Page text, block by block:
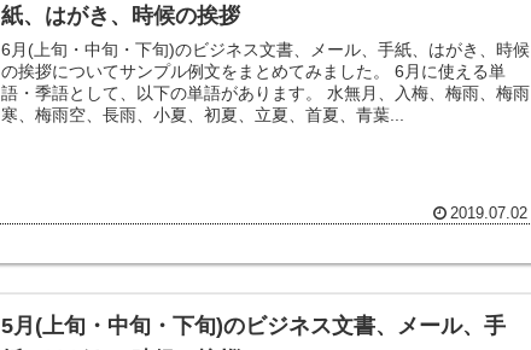
紙、はがき、時候の挨拶
6月(上旬・中旬・下旬)のビジネス文書、メール、手紙、はがき、時候
の挨拶についてサンプル例文をまとめてみました。 6月に使える単
語・季語として、以下の単語があります。 水無月、入梅、梅雨、梅雨
寒、梅雨空、長雨、小夏、初夏、立夏、首夏、青葉...
2019.07.02
5月(上旬・中旬・下旬)のビジネス文書、メール、手